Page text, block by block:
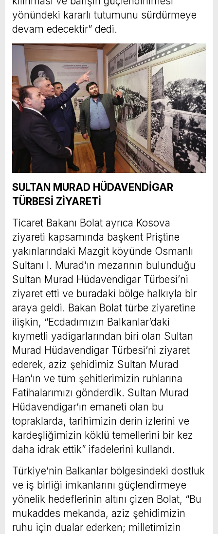
yönündeki kararlı tutumunu sürdürmeye
devam edecektir” dedi.
SULTAN MURAD HÜDAVENDİGAR
TÜRBESİ ZİYARETİ
Ticaret Bakanı Bolat ayrıca Kosova
ziyareti kapsamında başkent Priştine
yakınlarındaki Mazgit köyünde Osmanlı
Sultanı I. Murad’ın mezarının bulunduğu
Sultan Murad Hüdavendigar Türbesi’ni
ziyaret etti ve buradaki bölge halkıyla bir
araya geldi. Bakan Bolat türbe ziyaretine
ilişkin, “Ecdadımızın Balkanlar’daki
kıymetli yadigarlarından biri olan Sultan
Murad Hüdavendigar Türbesi’ni ziyaret
ederek, aziz şehidimiz Sultan Murad
Han’ın ve tüm şehitlerimizin ruhlarına
Fatihalarımızı gönderdik. Sultan Murad
Hüdavendigar’ın emaneti olan bu
topraklarda, tarihimizin derin izlerini ve
kardeşliğimizin köklü temellerini bir kez
daha idrak ettik” ifadelerini kullandı.
Türkiye’nin Balkanlar bölgesindeki dostluk
ve iş birliği imkanlarını güçlendirmeye
yönelik hedeflerinin altını çizen Bolat, “Bu
mukaddes mekanda, aziz şehidimizin
ruhu için dualar ederken; milletimizin